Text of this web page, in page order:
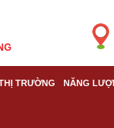
TRƯỜNG NĂNG